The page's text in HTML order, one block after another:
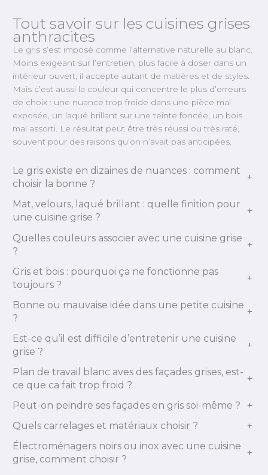
Tout savoir sur les cuisines grises
anthracites
Le gris s’est imposé comme l’alternative naturelle au blanc.
Moins exigeant sur l’entretien, plus facile à doser dans un
intérieur ouvert, il accepte autant de matières et de styles.
Mais c’est aussi la couleur qui concentre le plus d’erreurs
de choix : une nuance trop froide dans une pièce mal
exposée, un laqué brillant sur une teinte foncée, un bois
mal assorti. Le résultat peut être très réussi ou très raté,
souvent pour des raisons qu’on n’avait pas anticipées.
Le gris existe en dizaines de nuances : comment
choisir la bonne ?
+
Mat, velours, laqué brillant : quelle finition pour
une cuisine grise ?
+
Quelles couleurs associer avec une cuisine grise
?
+
Gris et bois : pourquoi ça ne fonctionne pas
toujours ?
+
Bonne ou mauvaise idée dans une petite cuisine
?
+
Est-ce qu’il est difficile d’entretenir une cuisine
grise ?
+
Plan de travail blanc aves des façades grises, est-
ce que ca fait trop froid ?
+
Peut-on peindre ses façades en gris soi-même ?
+
Quels carrelages et matériaux choisir ?
+
Électroménagers noirs ou inox avec une cuisine
grise, comment choisir ?
+